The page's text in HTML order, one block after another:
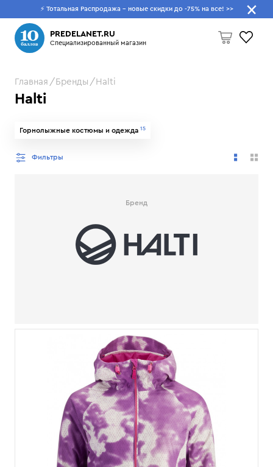
⚡ Тотальная Распродажа - новые скидки до -75% на все! >>
PREDELANET.RU
Специализированный магазин
Пусто
Что будем искать?
Главная Бренды Halti
Halti
Горнолыжные костюмы и одежда 15
Фильтры
Бренд